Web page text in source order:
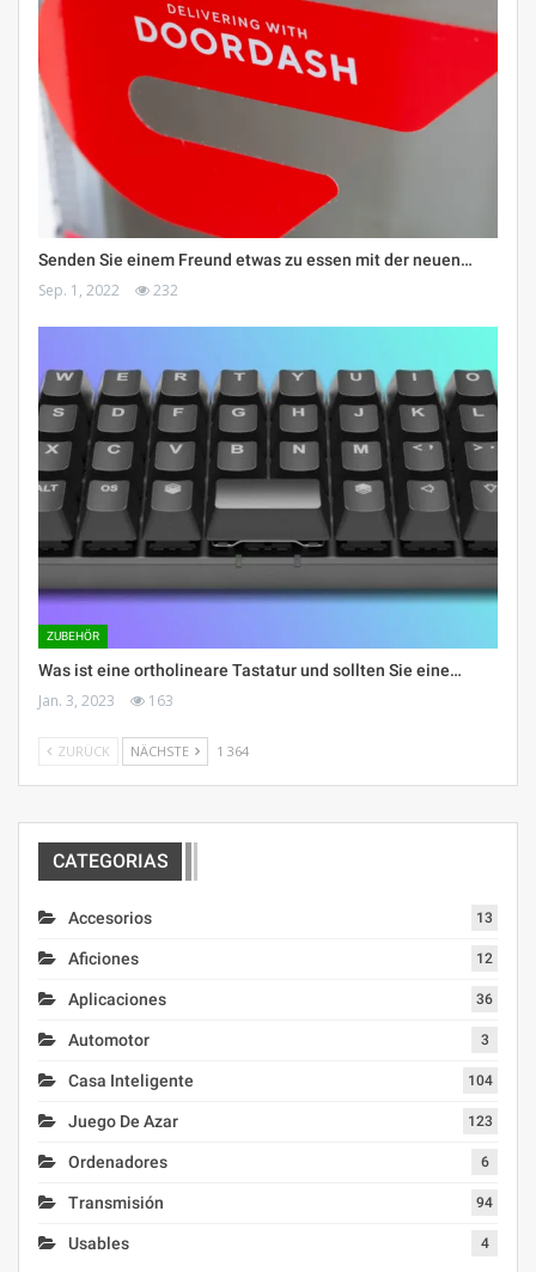
Senden Sie einem Freund etwas zu essen mit der neuen…
Sep. 1, 2022 232
ZUBEHÖR
Was ist eine ortholineare Tastatur und sollten Sie eine…
Jan. 3, 2023 163
ZURÜCK NÄCHSTE 1 364
CATEGORIAS
Accesorios 13
Aficiones 12
Aplicaciones 36
Automotor 3
Casa Inteligente 104
Juego De Azar 123
Ordenadores 6
Transmisión 94
Usables 4